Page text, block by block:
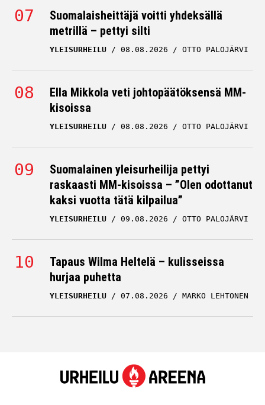
Suomalaisheittäjä voitti yhdeksällä
metrillä – pettyi silti
YLEISURHEILU 08.08.2026 OTTO PALOJÄRVI
Ella Mikkola veti johtopäätöksensä MM-
kisoissa
YLEISURHEILU 08.08.2026 OTTO PALOJÄRVI
Suomalainen yleisurheilija pettyi
raskaasti MM-kisoissa – ”Olen odottanut
kaksi vuotta tätä kilpailua”
YLEISURHEILU 09.08.2026 OTTO PALOJÄRVI
Tapaus Wilma Heltelä – kulisseissa
hurjaa puhetta
YLEISURHEILU 07.08.2026 MARKO LEHTONEN